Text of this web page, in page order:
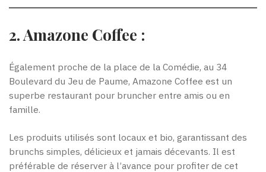
2. Amazone Coffee :
Également proche de la place de la Comédie, au 34
Boulevard du Jeu de Paume, Amazone Coffee est un
superbe restaurant pour bruncher entre amis ou en
famille.
Les produits utilisés sont locaux et bio, garantissant des
brunchs simples, délicieux et jamais décevants. Il est
préférable de réserver à l’avance pour profiter de cet